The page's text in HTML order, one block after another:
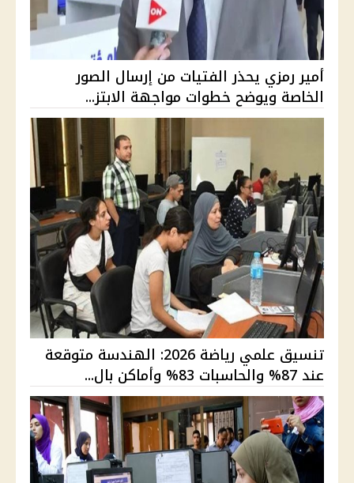
أمير رمزي يحذر الفتيات من إرسال الصور
الخاصة ويوضح خطوات مواجهة الابتز...
تنسيق علمي رياضة 2026: الهندسة متوقعة
عند 87% والحاسبات 83% وأماكن بال...